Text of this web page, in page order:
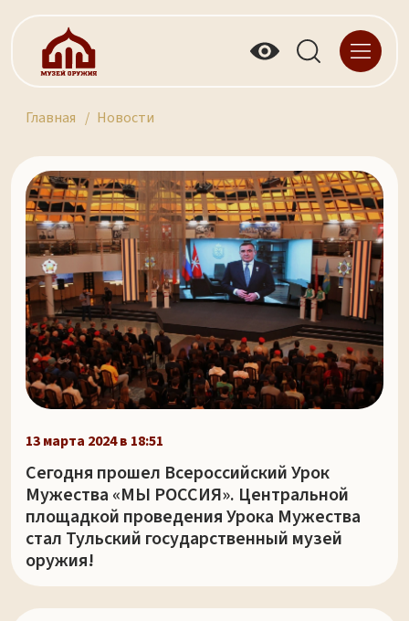
Главная Новости
13 марта 2024 в 18:51
Сегодня прошел Всероссийский Урок
Мужества «МЫ РОССИЯ». Центральной
площадкой проведения Урока Мужества
стал Тульский государственный музей
оружия!